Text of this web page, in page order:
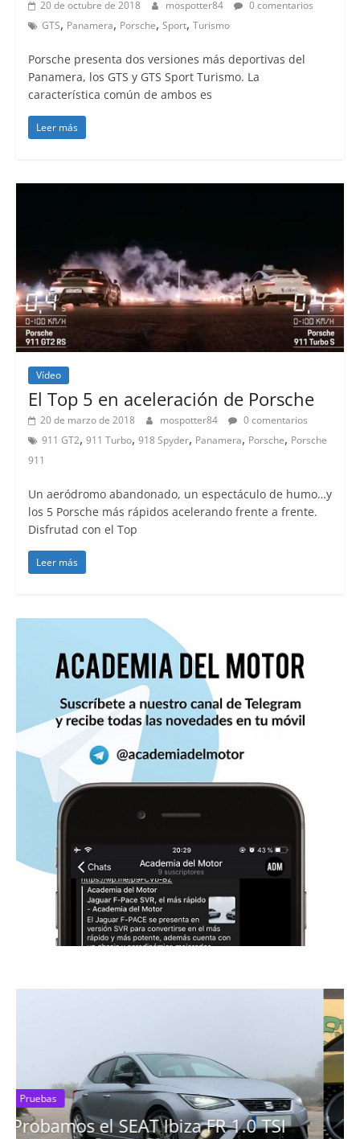
20 de octubre de 2018 mospotter84
0 comentarios
GTS, Panamera, Porsche, Sport, Turismo
Porsche presenta dos versiones más deportivas del
Panamera, los GTS y GTS Sport Turismo. La
característica común de ambos es
Leer más
Vídeo
El Top 5 en aceleración de Porsche
20 de marzo de 2018 mospotter84
0 comentarios
911 GT2, 911 Turbo, 918 Spyder, Panamera, Porsche, Porsche
911
Un aeródromo abandonado, un espectáculo de humo…y
los 5 Porsche más rápidos acelerando frente a frente.
Disfrutad con el Top
Leer más